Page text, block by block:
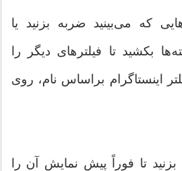
که می‌بینید ضربه بزنید یا
بکشید تا فیلترهای دیگر را
اینستاگرام براساس نام، روی
تا فوراً پیش نمایش آن را